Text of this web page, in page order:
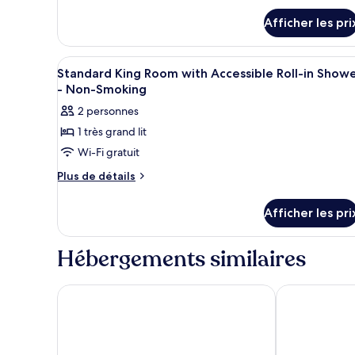
Afficher les
Afficher
toutes
les
photos
pour
ce
type
Standard
King
Room
with
Literie de qualité, lit avec
3
Standard King Room with Accessible Roll-in
- Non-Smoking
2 personnes
1 très grand lit
Wi-Fi gratuit
Plus de détails
Plus
Standard
Room
Accessible
Afficher les
Hébergements similaires
Sheraton New York Times Square HotelHyatt Grand